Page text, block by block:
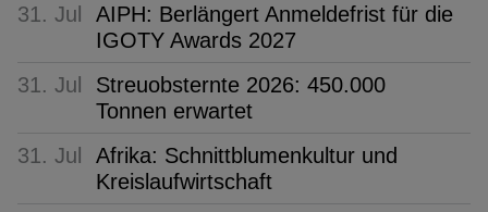
31. Jul
AIPH: Berlängert Anmeldefrist für die
IGOTY Awards 2027
31. Jul
Streuobsternte 2026: 450.000
Tonnen erwartet
31. Jul
Afrika: Schnittblumenkultur und
Kreislaufwirtschaft